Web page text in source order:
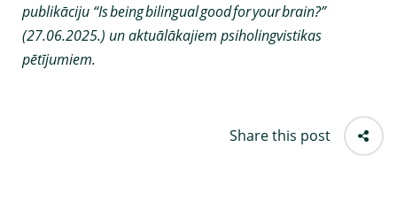
publikāciju “Isbeingbilingualgoodforyourbrain?”
(27.06.2025.) un aktuālākajiem psiholingvistikas
pētījumiem.
Share this post